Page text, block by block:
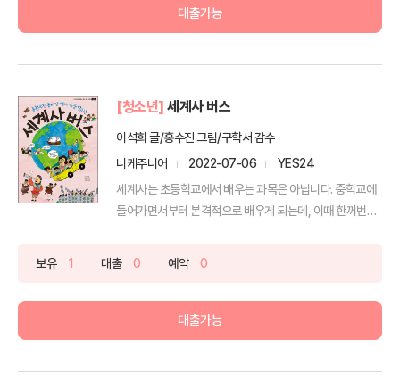
대출가능
[청소년] 세계사 버스
이석희 글/홍수진 그림/구학서 감수
니케주니어
2022-07-06
YES24
세계사는 초등학교에서 배우는 과목은 아닙니다. 중학교에
들어가면서부터 본격적으로 배우게 되는데, 이때 한꺼번에
보유 1 대출 0 예약 0
대출가능